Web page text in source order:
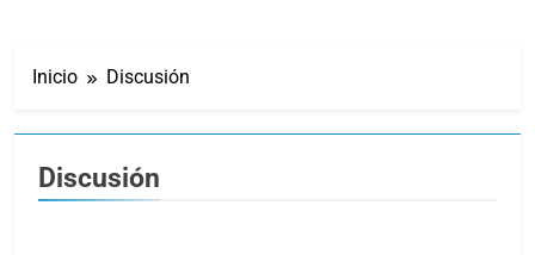
Inicio Discusión
Discusión